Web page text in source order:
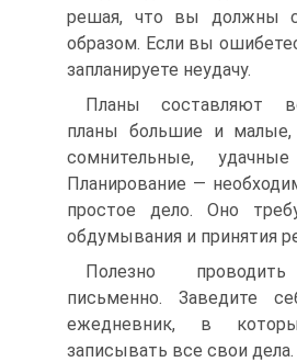
решая, что вы должны
образом. Если вы
запланируете неудачу.
Планы составляют
планы большие и малые,
сомнительные,
Планирование —
простое дело. Оно
обдумывания и принятия
Полезно проводить
письменно. Заведите
ежедневник, в
записывать все свои дела.